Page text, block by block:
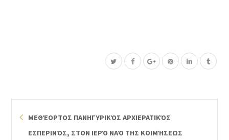
ΜΕΘΈΟΡΤΟΣ ΠΑΝΗΓΥΡΙΚΌΣ ΑΡΧΙΕΡΑΤΙΚΌΣ
ΕΣΠΕΡΙΝΌΣ, ΣΤΟΝ ΙΕΡΌ ΝΑΌ ΤΗΣ ΚΟΙΜΉΣΕΩΣ